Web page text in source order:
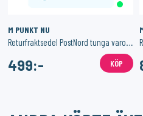
M PUNKT NU
499:- KÖP